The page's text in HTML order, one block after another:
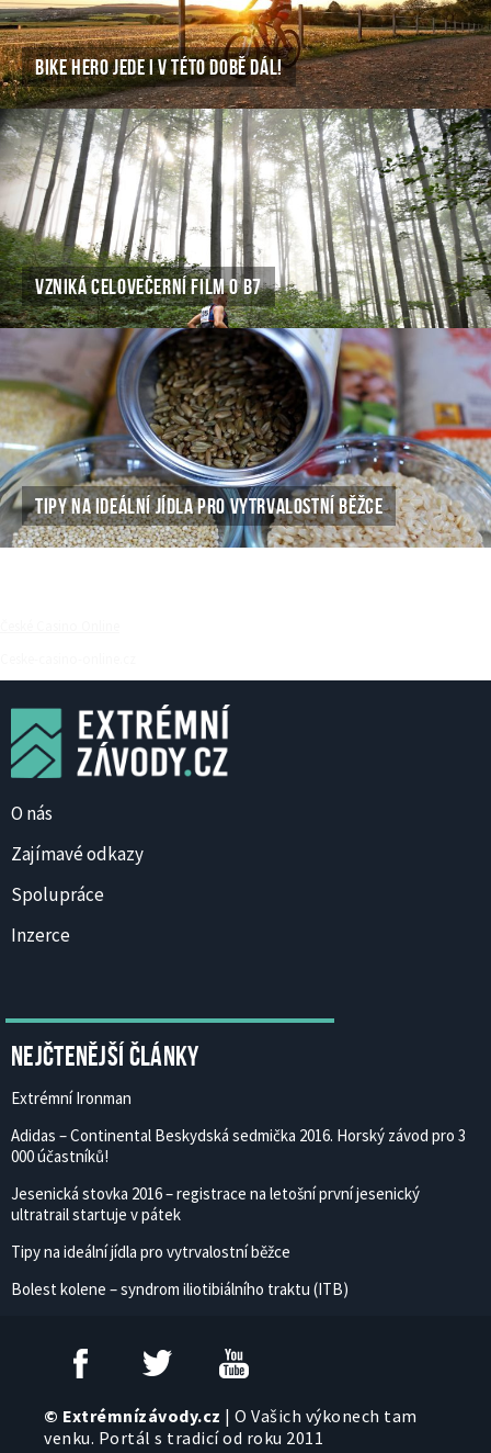
BIKE HERO JEDE I V TÉTO DOBĚ DÁL!
VZNIKÁ CELOVEČERNÍ FILM O B7
TIPY NA IDEÁLNÍ JÍDLA PRO VYTRVALOSTNÍ BĚŽCE
O nás
Zajímavé odkazy
Spolupráce
Inzerce
Nejčtenější články
Extrémní Ironman
Adidas – Continental Beskydská sedmička 2016. Horský závod pro 3
000 účastníků!
Jesenická stovka 2016 – registrace na letošní první jesenický
ultratrail startuje v pátek
Tipy na ideální jídla pro vytrvalostní běžce
Bolest kolene – syndrom iliotibiálního traktu (ITB)
© Extrémnízávody.cz | O Vašich výkonech tam
venku. Portál s tradicí od roku 2011